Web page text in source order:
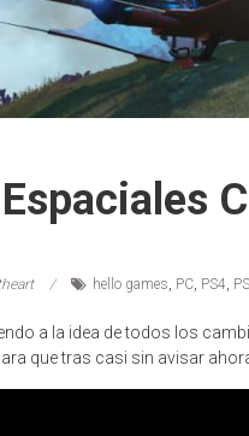
hello games PC PS4
a la idea de todos los
que tras casi sin avisar